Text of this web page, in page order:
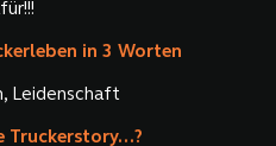
in 3 Worten
Leidenschaft
Truckerstory...?